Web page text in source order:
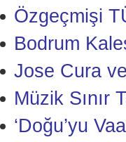
Özgeçmişi
Bodrum
Jose Cura
Müzik Sınır
‘Doğu’yu